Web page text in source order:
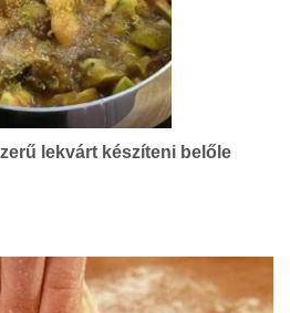
lekvárt készíteni belőle